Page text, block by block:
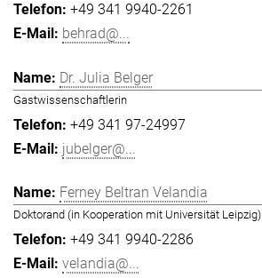
+49 341 9940-2261
behrad@...
Dr. Julia Belger
Gastwissenschaftlerin
+49 341 97-24997
jubelger@...
Ferney Beltran Velandia
Doktorand (in Kooperation mit Universität Leipzig)
+49 341 9940-2286
velandia@...